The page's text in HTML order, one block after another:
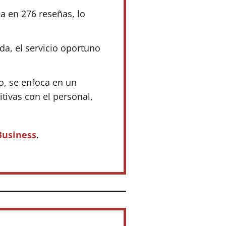
en 276 reseñas, lo
el servicio oportuno
se enfoca en un
con el personal,
.